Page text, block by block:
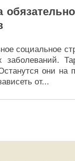
социальное
заболеваний.
они на
от...